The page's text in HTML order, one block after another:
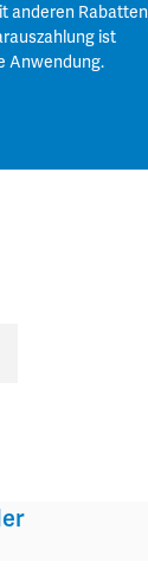
anderen Rabatten
ist
Anwendung.